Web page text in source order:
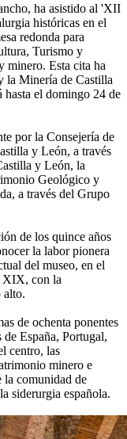
ha asistido al 'XII
históricas en el
redonda para
Turismo y
minero. Esta cita ha
la Minería de Castilla
hasta el domingo 24 de
por la Consejería de
y León, a través
y León, la
Geológico y
a través del Grupo
de los quince años
la labor pionera
del museo, en el
XIX, con la
alto.
de ochenta ponentes
de España, Portugal,
centro, las
minero e
la comunidad de
siderurgia española.